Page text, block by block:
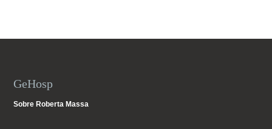
GeHosp
Sobre Roberta Massa